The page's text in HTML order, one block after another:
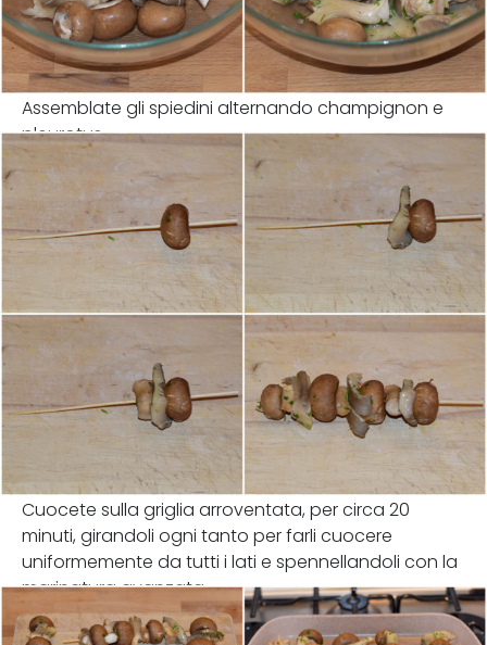
Assemblate gli spiedini alternando champignon e
pleurotus.
Cuocete sulla griglia arroventata, per circa 20
minuti, girandoli ogni tanto per farli cuocere
uniformemente da tutti i lati e spennellandoli con la
marinatura avanzata..